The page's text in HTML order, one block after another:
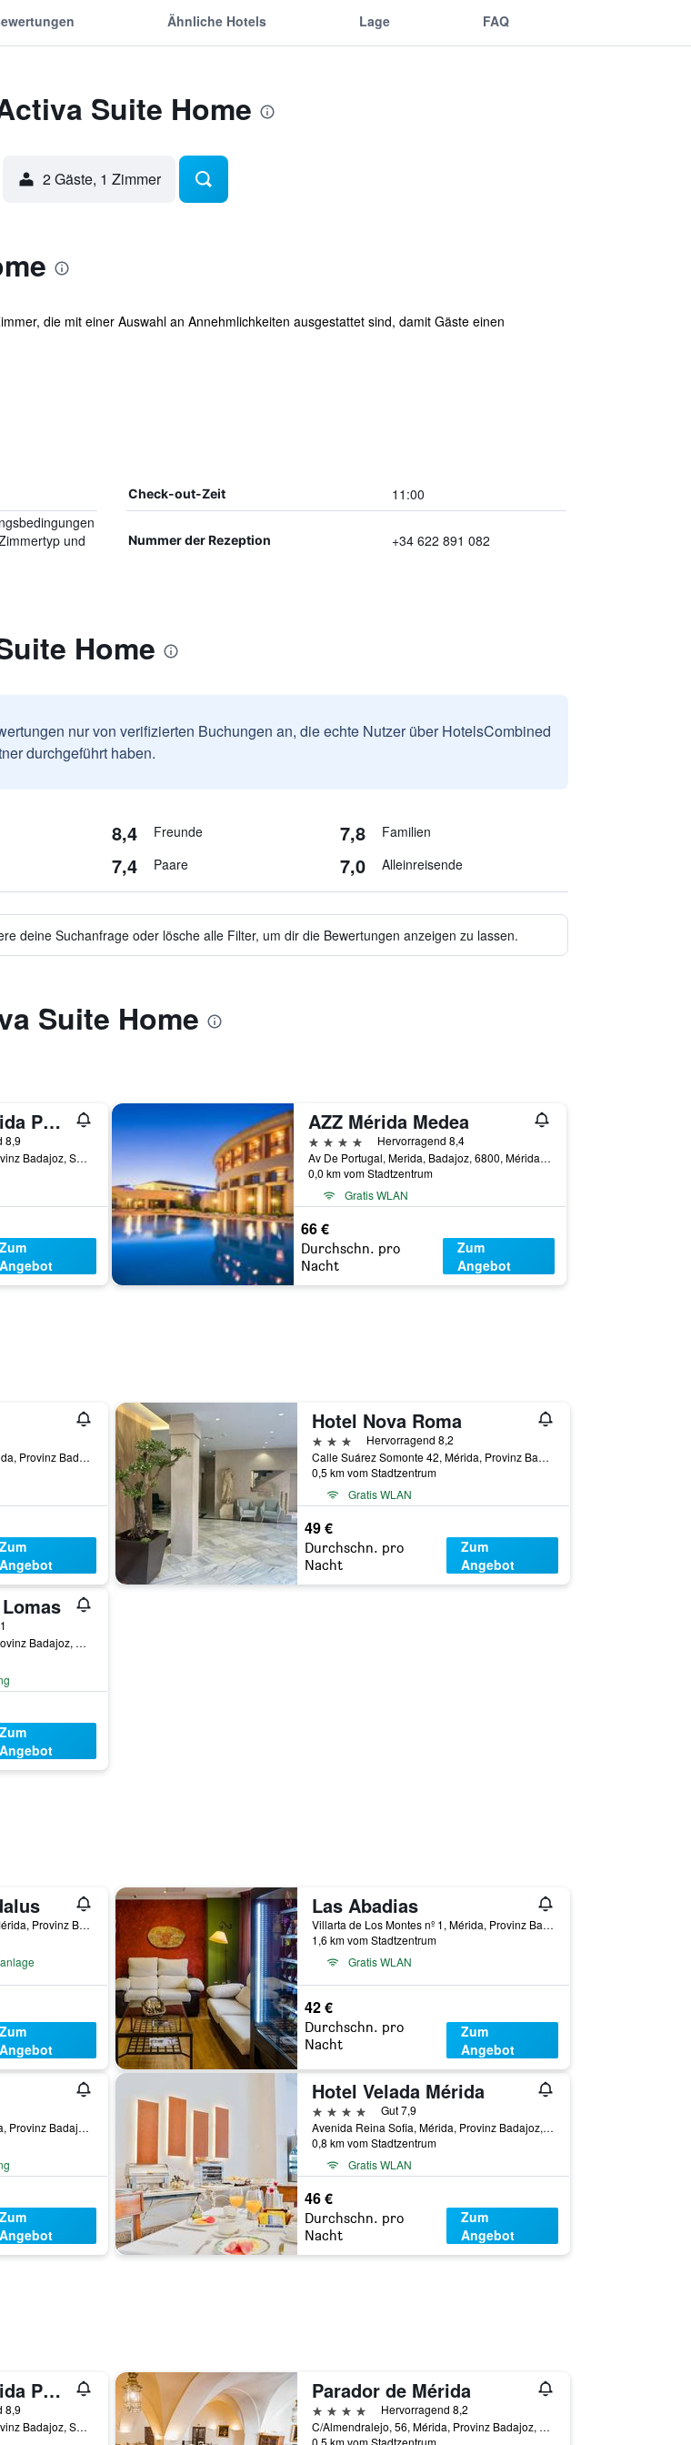
Ähnliche Hotels Lage FAQ
Suite Home
2 Gäste, 1 Zimmer
die mit einer Auswahl an Annehmlichkeiten ausgestattet sind, damit Gäste einen
Check-out-Zeit 11:00
und
Nummer der Rezeption +34 622 891 082
Home
nur von verifizierten Buchungen an, die echte Nutzer über HotelsCombined
durchgeführt haben.
8,4 Freunde 7,8 Familien
7,4 Paare 7,0 Alleinreisende
deine Suchanfrage oder lösche alle Filter, um dir die Bewertungen anzeigen zu lassen.
Suite Home
Hotel Ilunion Mérida Palace
8,9
Plaza Espana, 19, Mérida, Provinz Badajoz, Spanien
Zum
Angebot
AZZ Mérida Medea
4 Sterne
Hervorragend 8,4
Av De Portugal, Merida, Badajoz, 6800, Mérida, Provinz Badajoz, Spanien
0,0 km vom Stadtzentrum
Gratis WLAN
66 €
Durchschn. pro
Nacht
Zum
Angebot
Calderón de la Barca, 26, Mérida, Provinz Badajoz, Spanien
Zum
Angebot
Hotel Nova Roma
3 Sterne
Hervorragend 8,2
Calle Suárez Somonte 42, Mérida, Provinz Badajoz, Spanien
0,5 km vom Stadtzentrum
Gratis WLAN
49 €
Durchschn. pro
Nacht
Zum
Angebot
Av. Reina Sofia, 78, Mérida, Provinz Badajoz, Spanien
Zum
Angebot
Avenida De Extremadura, 6, Mérida, Provinz Badajoz, Spanien
Zum
Angebot
Las Abadias
Villarta de Los Montes nº 1, Mérida, Provinz Badajoz, Spanien
1,6 km vom Stadtzentrum
Gratis WLAN
42 €
Durchschn. pro
Nacht
Zum
Angebot
Avenida Reina Sofia, 8, Mérida, Provinz Badajoz, Spanien
Zum
Angebot
Hotel Velada Mérida
4 Sterne
Gut 7,9
Avenida Reina Sofia, Mérida, Provinz Badajoz, Spanien
0,8 km vom Stadtzentrum
Gratis WLAN
46 €
Durchschn. pro
Nacht
Zum
Angebot
Hotel Ilunion Mérida Palace
8,9
Plaza Espana, 19, Mérida, Provinz Badajoz, Spanien
Parador de Mérida
4 Sterne
Hervorragend 8,2
C/Almendralejo, 56, Mérida, Provinz Badajoz, Spanien
0,5 km vom Stadtzentrum